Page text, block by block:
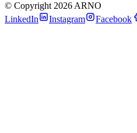
© Copyright 2026 ARNO
LinkedIn
Instagram Facebook